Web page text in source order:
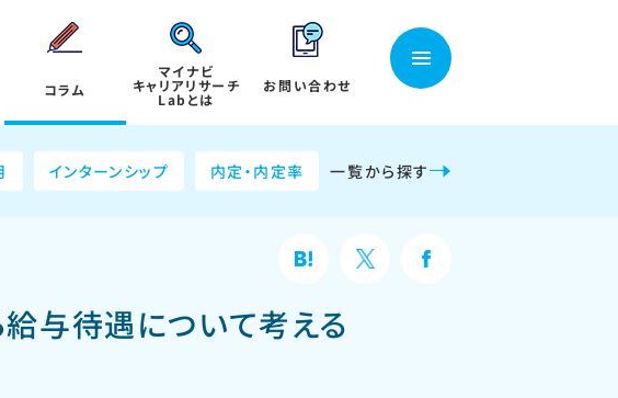
コラム
マイナビ
キャリアリサーチ
Labとは
お問い合わせ
インターンシップ 内定・内定率 一覧から探す
与待遇について考える